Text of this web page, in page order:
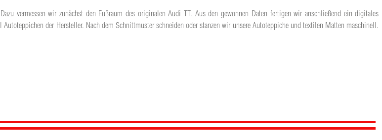
vermessen wir zunächst den Fußraum des originalen Audi TT. Aus den gewonnen Daten fertigen wir anschließend ein digitales
der Hersteller. Nach dem Schnittmuster schneiden oder stanzen wir unsere Autoteppiche und textilen Matten maschinell.